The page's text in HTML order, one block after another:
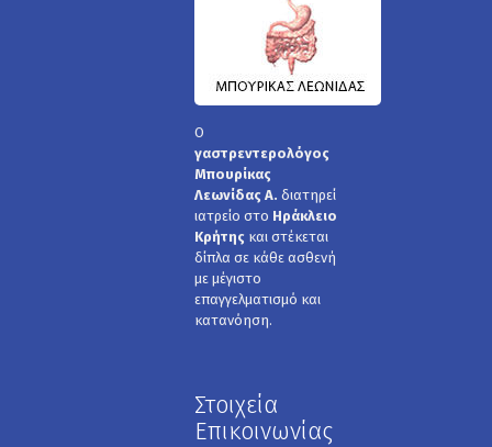
Ο
γαστρεντερολόγος
Μπουρίκας
Λεωνίδας Α. διατηρεί
ιατρείο στο Ηράκλειο
Κρήτης και στέκεται
δίπλα σε κάθε ασθενή
με μέγιστο
επαγγελματισμό και
κατανόηση.
Στοιχεία
Επικοινωνίας